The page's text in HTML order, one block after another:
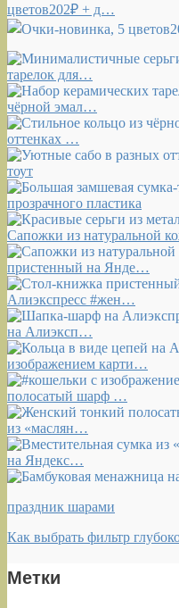
цветов202₽ + д…
тарелок для…
чёрной эмал…
оттенках …
тоут
прозрачного пластика
Сапожки из натуральной
пристенный на Янде…
Алиэкспресс #жен…
на Алиэксп…
изображением карти…
полосатый шарф …
из «маслян…
на Яндекс…
праздник шарами
Как выбрать фильтр
Метки